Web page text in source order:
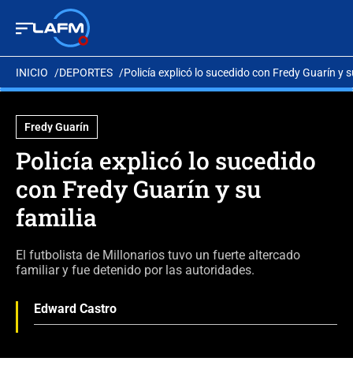
INICIO DEPORTES Policía explicó lo sucedido con Fredy Guarín y
Fredy Guarín
Policía explicó lo sucedido
con Fredy Guarín y su
familia
El futbolista de Millonarios tuvo un fuerte altercado
familiar y fue detenido por las autoridades.
Edward Castro